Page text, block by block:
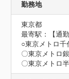
勤務地
東京都
最寄駅：【通
○東京メトロ千
〇東京メトロ
〇東京メトロ